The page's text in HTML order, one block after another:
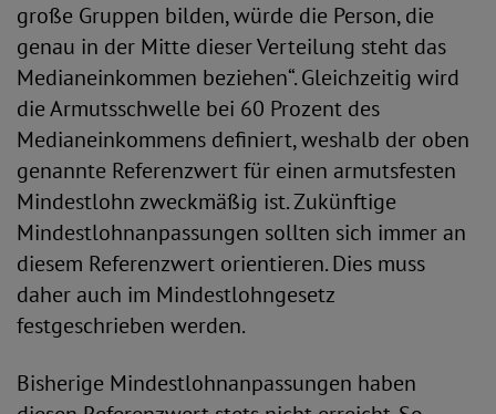
große Gruppen bilden, würde die Person, die
genau in der Mitte dieser Verteilung steht das
Medianeinkommen beziehen“. Gleichzeitig wird
die Armutsschwelle bei 60 Prozent des
Medianeinkommens definiert, weshalb der oben
genannte Referenzwert für einen armutsfesten
Mindestlohn zweckmäßig ist. Zukünftige
Mindestlohnanpassungen sollten sich immer an
diesem Referenzwert orientieren. Dies muss
daher auch im Mindestlohngesetz
festgeschrieben werden.
Bisherige Mindestlohnanpassungen haben